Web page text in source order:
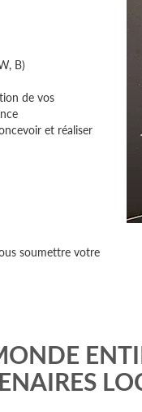
B)
de vos
et réaliser
soumettre votre